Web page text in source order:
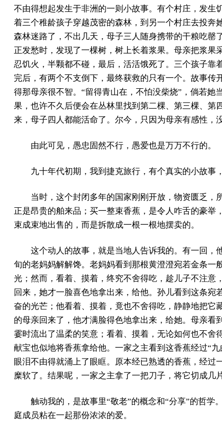
不由得想起发生于非洲的一则小故事。有个村庄，发生
着三个稚龄孩子穿越茂密的森林，到另一个村庄去投奔
森林迷路了，不出几天，母子三人随身携带的干粮吃罄
正发愁时，发现了一棵树，树上长着浆果。母亲把浆果
忍饥火，半颗都不碰，最后，活活饿死了。三个孩子靠
完后，有两个不支倒下，最终获救的只有一个。故事传
得那母亲很不智。“留得青山在，不怕没柴烧”，倘若她
果，也许不久后便会在丛林里找到第二棵、第三棵、第
来，母子四人都能活命了。尔今，只因为母亲有感性，
由此可见，愚忠固然不行，愚爱也是万万不行的。
九十年代初期，我到捷克旅行，有个真实的小故事
当时，这个封闭多年的国家刚刚开放，物资匮乏，
正是昂贵的舶来品；买一整束香蕉，是令人咋舌的豪举
束成束地出售的，而是拆散成一根一根地摆卖的。
这个动人的故事，就是当地人告诉我的。有一回，
旬的老妈妈解解馋。老妈妈看到那根黄澄澄宛若金条一
光；然而，看着、摸着，终究不舍得吃，趁儿子不注意
回来，她才一脸喜色地拿出来，给他。孙儿看到这条宛
奋的光芒；他看着、摸着，竟也不舍得吃，静静地把它
的母亲回来了，他才满脸得色地拿出来，给她。母亲看
霎时流出了温柔的笑意；看着、摸着，无论如何也不舍
献宝也似地将香蕉拿给他。一家之主看到这香蕉经过“
眼泪不由得就涌上了眼眶。原本经已熟透的香蕉，经过
糜软了。结果呢，一家之主拿了一把刀子，将它切成几
触动我的，是故事里“敬老”的概念和“分享”的哲学
庭成员粘在一起那份浓浓的爱。